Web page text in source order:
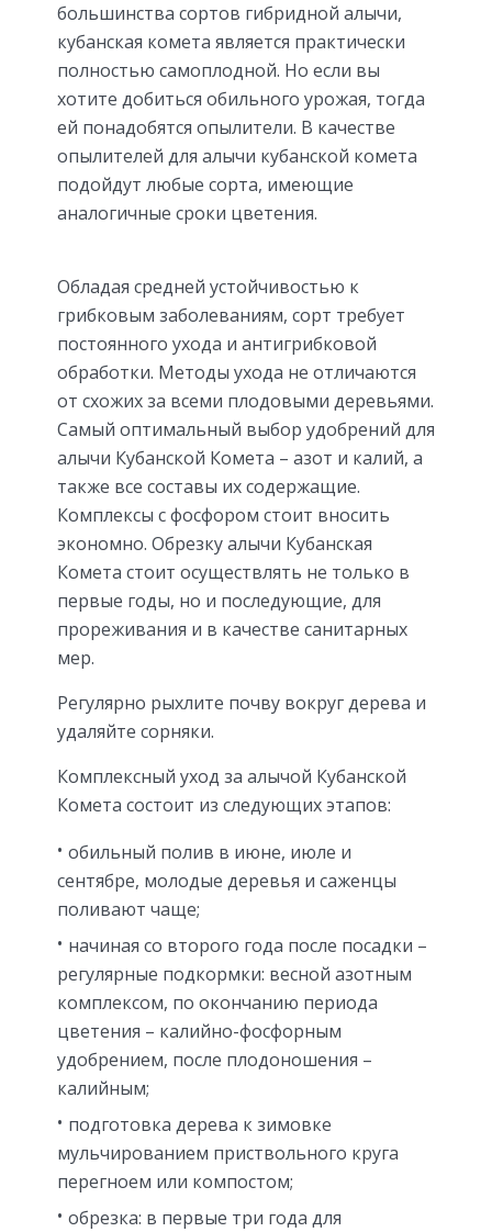
большинства сортов гибридной алычи,
кубанская комета является практически
полностью самоплодной. Но если вы
хотите добиться обильного урожая, тогда
ей понадобятся опылители. В качестве
опылителей для алычи кубанской комета
подойдут любые сорта, имеющие
аналогичные сроки цветения.
Обладая средней устойчивостью к
грибковым заболеваниям, сорт требует
постоянного ухода и антигрибковой
обработки. Методы ухода не отличаются
от схожих за всеми плодовыми деревьями.
Самый оптимальный выбор удобрений для
алычи Кубанской Комета – азот и калий, а
также все составы их содержащие.
Комплексы с фосфором стоит вносить
экономно. Обрезку алычи Кубанская
Комета стоит осуществлять не только в
первые годы, но и последующие, для
прореживания и в качестве санитарных
мер.
Регулярно рыхлите почву вокруг дерева и
удаляйте сорняки.
Комплексный уход за алычой Кубанской
Комета состоит из следующих этапов:
обильный полив в июне, июле и
сентябре, молодые деревья и саженцы
поливают чаще;
начиная со второго года после посадки –
регулярные подкормки: весной азотным
комплексом, по окончанию периода
цветения – калийно-фосфорным
удобрением, после плодоношения –
калийным;
подготовка дерева к зимовке
мульчированием приствольного круга
перегноем или компостом;
обрезка: в первые три года для